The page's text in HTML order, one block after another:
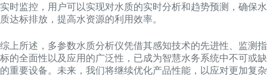
实时监控，用户可以实现对水质的实时分析和趋势预测，确保水
质达标排放，提高水资源的利用效率。
综上所述，多参数水质分析仪凭借其感知技术的先进性、监测指
标的全面性以及应用的广泛性，已成为智慧水务系统中不可或缺
的重要设备。未来，我们将继续优化产品性能，以应对更加复杂